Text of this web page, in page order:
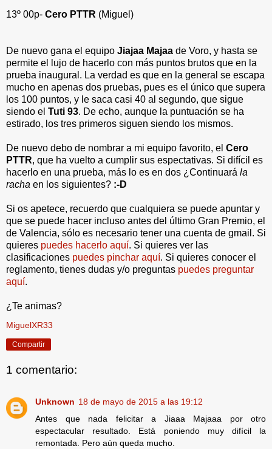
13º 00p- Cero PTTR (Miguel)
De nuevo gana el equipo Jiajaa Majaa de Voro, y hasta se
permite el lujo de hacerlo con más puntos brutos que en la
prueba inaugural. La verdad es que en la general se escapa
mucho en apenas dos pruebas, pues es el único que supera
los 100 puntos, y le saca casi 40 al segundo, que sigue
siendo el Tuti 93. De echo, aunque la puntuación se ha
estirado, los tres primeros siguen siendo los mismos.
De nuevo debo de nombrar a mi equipo favorito, el Cero
PTTR, que ha vuelto a cumplir sus espectativas. Si difícil es
hacerlo en una prueba, más lo es en dos ¿Continuará la
racha en los siguientes? :-D
Si os apetece, recuerdo que cualquiera se puede apuntar y
que se puede hacer incluso antes del último Gran Premio, el
de Valencia, sólo es necesario tener una cuenta de gmail. Si
quieres puedes hacerlo aquí. Si quieres ver las
clasificaciones puedes pinchar aquí. Si quieres conocer el
reglamento, tienes dudas y/o preguntas puedes preguntar
aquí.
¿Te animas?
MiguelXR33
Compartir
1 comentario:
Unknown 18 de mayo de 2015 a las 19:12
Antes que nada felicitar a Jiaaa Majaaa por otro
espectacular resultado. Está poniendo muy difícil la
remontada. Pero aún queda mucho.